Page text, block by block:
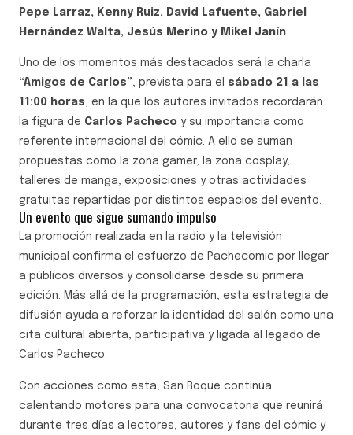
Pepe Larraz, Kenny Ruiz, David Lafuente, Gabriel
Hernández Walta, Jesús Merino y Mikel Janín
Uno de los momentos más destacados será la charla
“Amigos de Carlos”, prevista para el sábado 21 a las
11:00 horas, en la que los autores invitados recordarán
la figura de Carlos Pacheco y su importancia como
referente internacional del cómic. A ello se suman
propuestas como la zona gamer, la zona cosplay,
talleres de manga, exposiciones y otras actividades
gratuitas repartidas por distintos espacios del evento.
Un evento que sigue sumando impulso
La promoción realizada en la radio y la televisión
municipal confirma el esfuerzo de Pachecomic por llegar
a públicos diversos y consolidarse desde su primera
edición. Más allá de la programación, esta estrategia de
difusión ayuda a reforzar la identidad del salón como una
cita cultural abierta, participativa y ligada al legado de
Carlos Pacheco.
Con acciones como esta, San Roque continúa
calentando motores para una convocatoria que reunirá
durante tres días a lectores, autores y fans del cómic y